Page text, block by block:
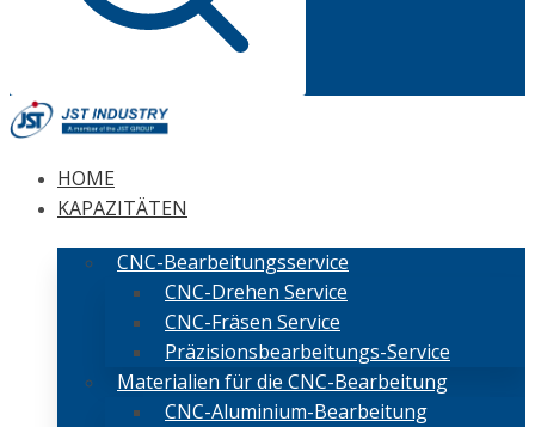
HOME
KAPAZITÄTEN
CNC-Bearbeitungsservice
CNC-Drehen Service
CNC-Fräsen Service
Präzisionsbearbeitungs-Service
Materialien für die CNC-Bearbeitung
CNC-Aluminium-Bearbeitung